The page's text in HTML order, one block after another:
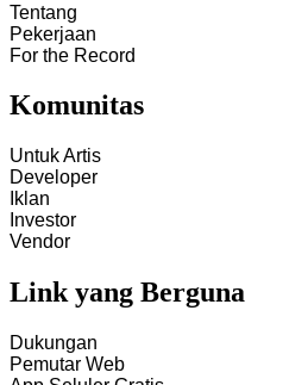
Tentang
Pekerjaan
For the Record
Komunitas
Untuk Artis
Developer
Iklan
Investor
Vendor
Link yang Berguna
Dukungan
Pemutar Web